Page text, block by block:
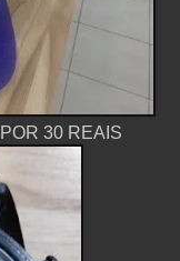
30 REAIS